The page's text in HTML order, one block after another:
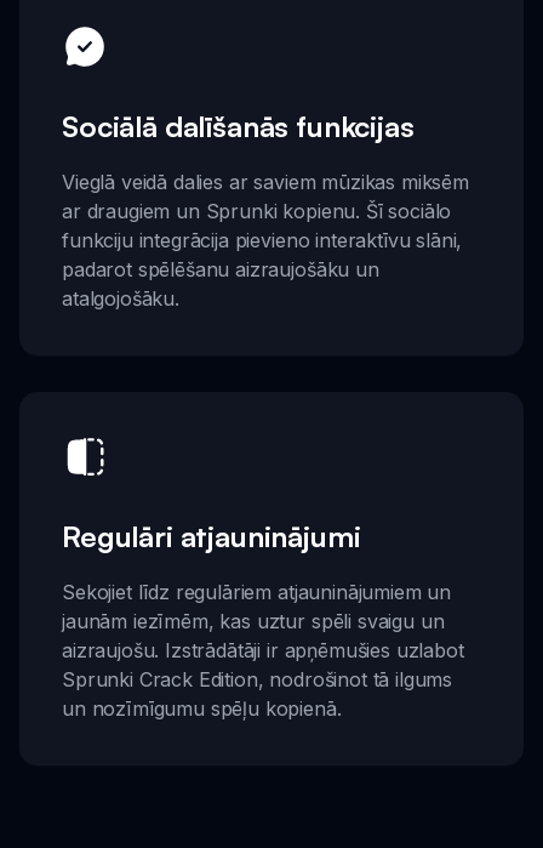
Sociālā dalīšanās funkcijas
Vieglā veidā dalies ar saviem mūzikas miksēm
ar draugiem un Sprunki kopienu. Šī sociālo
funkciju integrācija pievieno interaktīvu slāni,
padarot spēlēšanu aizraujošāku un
atalgojošāku.
Regulāri atjauninājumi
Sekojiet līdz regulāriem atjauninājumiem un
jaunām iezīmēm, kas uztur spēli svaigu un
aizraujošu. Izstrādātāji ir apņēmušies uzlabot
Sprunki Crack Edition, nodrošinot tā ilgums
un nozīmīgumu spēļu kopienā.